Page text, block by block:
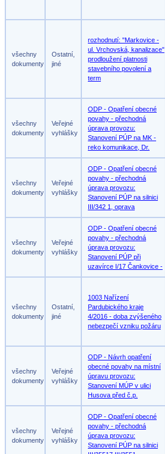
všechny
dokumenty
Ostatní,
jiné
rozhodnutí: "Markovice -
ul. Vrchovská, kanalizace"
prodloužení platnosti
stavebního povolení a
term
všechny
dokumenty
Veřejné
vyhlášky
ODP - Opatření obecné
povahy - přechodná
úprava provozu:
Stanovení PÚP na MK -
reko komunikace, Dr.
všechny
dokumenty
Veřejné
vyhlášky
ODP - Opatření obecné
povahy - přechodná
úprava provozu:
Stanovení PÚP na silnici
III/342 1, oprava
všechny
dokumenty
Veřejné
vyhlášky
ODP - Opatření obecné
povahy - přechodná
úprava provozu:
Stanovení PÚP při
uzavírce I/17 Čankovice -
všechny
dokumenty
Ostatní,
jiné
1003 Nařízení
Pardubického kraje
4/2016 - doba zvýšeného
nebezpečí vzniku požáru
všechny
dokumenty
Veřejné
vyhlášky
ODP - Návrh opatření
obecné povahy na místní
úpravu provozu:
Stanovení MÚP v ulici
Husova před č.p.
všechny
dokumenty
Veřejné
vyhlášky
ODP - Opatření obecné
povahy - přechodná
úprava provozu:
Stanovení PÚP na silnici